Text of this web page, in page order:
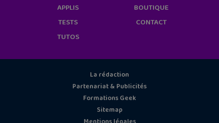
APPLIS
TESTS
TUTOS
BOUTIQUE
CONTACT
La rédaction
Partenariat & Publicités
Formations Geek
Sitemap